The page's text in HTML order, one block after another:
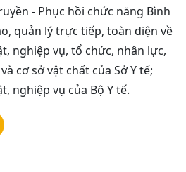
- Phục hồi chức năng Bình
quản lý trực tiếp, toàn diện về
nghiệp vụ, tổ chức, nhân lực,
cơ sở vật chất của Sở Y tế;
nghiệp vụ của Bộ Y tế.